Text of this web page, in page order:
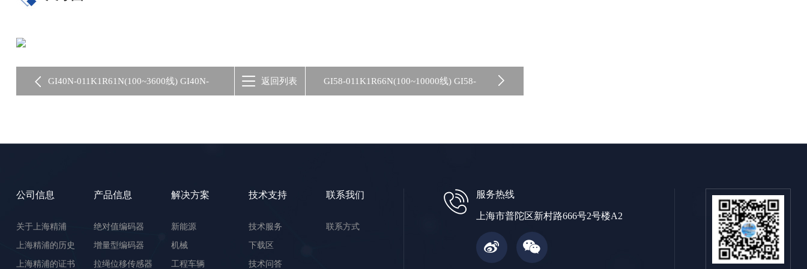
GI40N-011K1R61N(100~3600线) GI40N- 返回列表 GI58-011K1R66N(100~10000线) GI58-
公司信息
关于上海精浦
上海精浦的历史
上海精浦的证书
产品信息
绝对值编码器
增量型编码器
拉绳位移传感器
解决方案
新能源
机械
工程车辆
技术支持
技术服务
下载区
技术问答
联系我们
联系方式
服务热线
上海市普陀区新村路666号2号楼A2